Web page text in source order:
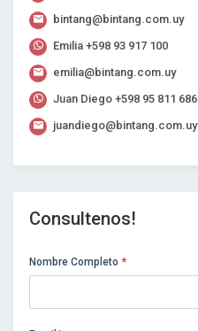
bintang@bintang.com.uy
Emilia +598 93 917 100
emilia@bintang.com.uy
Juan Diego +598 95 811 686
juandiego@bintang.com.uy
Consultenos!
Nombre Completo *